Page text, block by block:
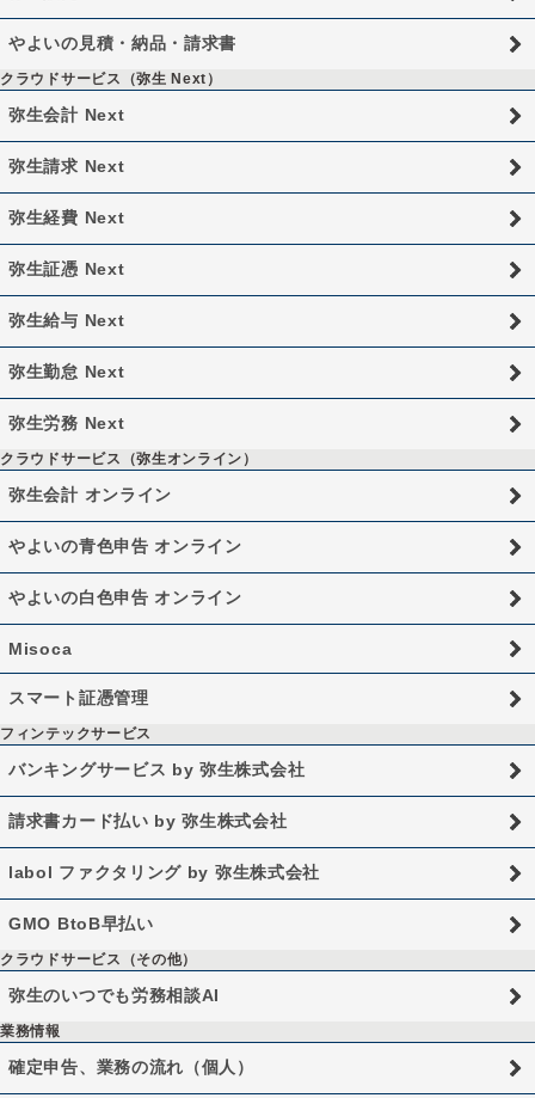
やよいの見積・納品・請求書
クラウドサービス（弥生 Next）
弥生会計 Next
弥生請求 Next
弥生経費 Next
弥生証憑 Next
弥生給与 Next
弥生勤怠 Next
弥生労務 Next
クラウドサービス（弥生オンライン）
弥生会計 オンライン
やよいの青色申告 オンライン
やよいの白色申告 オンライン
Misoca
スマート証憑管理
フィンテックサービス
バンキングサービス by 弥生株式会社
請求書カード払い by 弥生株式会社
labol ファクタリング by 弥生株式会社
GMO BtoB早払い
クラウドサービス（その他）
弥生のいつでも労務相談AI
業務情報
確定申告、業務の流れ（個人）